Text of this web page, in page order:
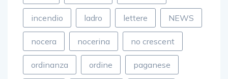
incendio ladro lettere NEWS
nocera nocerina no crescent
ordinanza ordine paganese